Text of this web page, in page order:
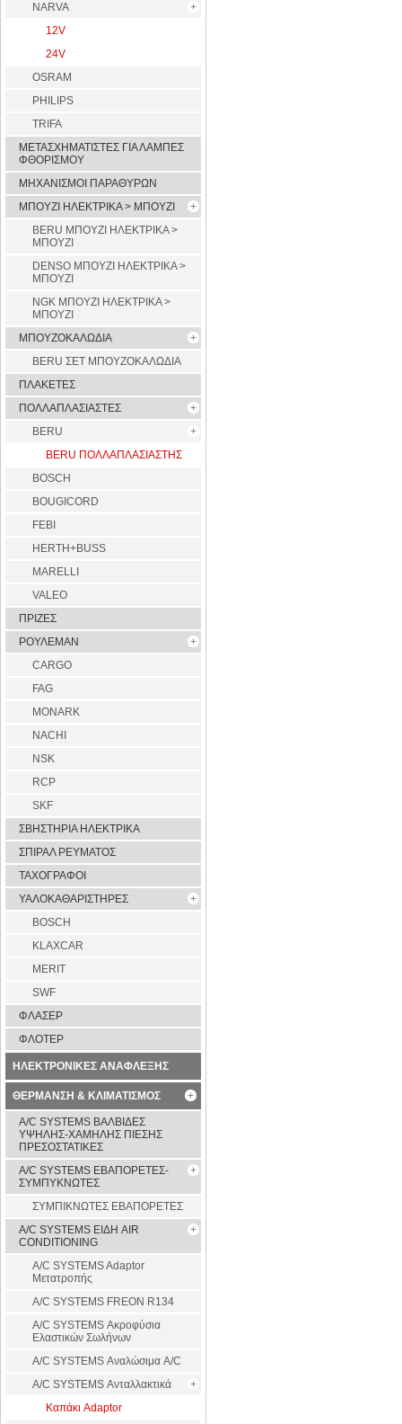
NARVA
12V
24V
OSRAM
PHILIPS
TRIFA
ΜΕΤΑΣΧΗΜΑΤΙΣΤΕΣ ΓΙΑ ΛΑΜΠΕΣ
ΦΘΟΡΙΣΜΟΥ
ΜΗΧΑΝΙΣΜΟΙ ΠΑΡΑΘΥΡΩΝ
ΜΠΟΥΖΙ ΗΛΕΚΤΡΙΚΑ > ΜΠΟΥΖΙ
BERU ΜΠΟΥΖΙ ΗΛΕΚΤΡΙΚΑ >
ΜΠΟΥΖΙ
DENSO ΜΠΟΥΖΙ ΗΛΕΚΤΡΙΚΑ >
ΜΠΟΥΖΙ
NGK ΜΠΟΥΖΙ ΗΛΕΚΤΡΙΚΑ >
ΜΠΟΥΖΙ
ΜΠΟΥΖΟΚΑΛΩΔΙΑ
BERU ΣΕΤ ΜΠΟΥΖΟΚΑΛΩΔΙΑ
ΠΛΑΚΕΤΕΣ
ΠΟΛΛΑΠΛΑΣΙΑΣΤΕΣ
BERU
BERU ΠΟΛΛΑΠΛΑΣΙΑΣΤΗΣ
BOSCH
BOUGICORD
FEBI
HERTH+BUSS
MARELLI
VALEO
ΠΡΙΖΕΣ
ΡΟΥΛΕΜΑΝ
CARGO
FAG
MONARK
NACHI
NSK
RCP
SKF
ΣΒΗΣΤΗΡΙΑ ΗΛΕΚΤΡΙΚΑ
ΣΠΙΡΑΛ ΡΕΥΜΑΤΟΣ
ΤΑΧΟΓΡΑΦΟΙ
ΥΑΛΟΚΑΘΑΡΙΣΤΗΡΕΣ
BOSCH
KLAXCAR
MERIT
SWF
ΦΛΑΣΕΡ
ΦΛΟΤΕΡ
ΗΛΕΚΤΡΟΝΙΚΕΣ ΑΝΑΦΛΕΞΗΣ
ΘΕΡΜΑΝΣΗ & ΚΛΙΜΑΤΙΣΜΟΣ
A/C SYSTEMS ΒΑΛΒΙΔΕΣ
ΥΨΗΛΗΣ-ΧΑΜΗΛΗΣ ΠΙΕΣΗΣ
ΠΡΕΣΟΣΤΑΤΙΚΕΣ
A/C SYSTEMS ΕΒΑΠΟΡΕΤΕΣ-
ΣΥΜΠYΚΝΩΤΕΣ
ΣΥΜΠΙΚΝΩΤΕΣ ΕΒΑΠΟΡΕΤΕΣ
A/C SYSTEMS ΕΙΔΗ AIR
CONDITIONING
A/C SYSTEMS Adaptor
Μετατροπής
A/C SYSTEMS FREON R134
A/C SYSTEMS Ακροφύσια
Ελαστικών Σωλήνων
A/C SYSTEMS Αναλώσιμα A/C
A/C SYSTEMS Ανταλλακτικά
Καπάκι Adaptor